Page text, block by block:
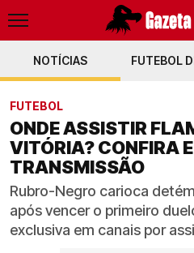
NOTÍCIAS FUTEBOL
FUTEBOL
ONDE ASSISTIR
VITÓRIA? CONFIRA
TRANSMISSÃO
Rubro-Negro carioca
após vencer o primeiro
exclusiva em canais por